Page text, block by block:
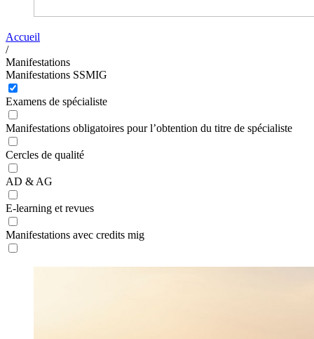
Accueil
/
Manifestations
Manifestations SSMIG
Examens de spécialiste
Manifestations obligatoires pour l’obtention du titre de spécialiste
Cercles de qualité
AD & AG
E-learning et revues
Manifestations avec credits mig